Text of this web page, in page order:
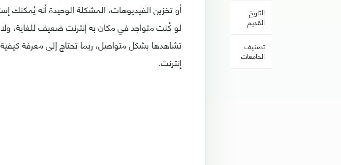
التاريخ
القديم
تصنيف
الجامعات
أو تخزين الفيديوهات، المشكلة الوحيدة أنه يُمكنك
لو كُنت متواجد في مكان به إنترنت ضعيف للغاية،
تشاهدها بشكل متواصل، ربما تحتاج إلى معرفة
إنترنت.